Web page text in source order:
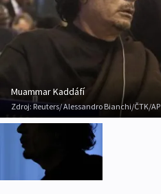
Muammar Kaddáfí
Zdroj: Reuters/ Alessandro Bianchi/ČTK/AP